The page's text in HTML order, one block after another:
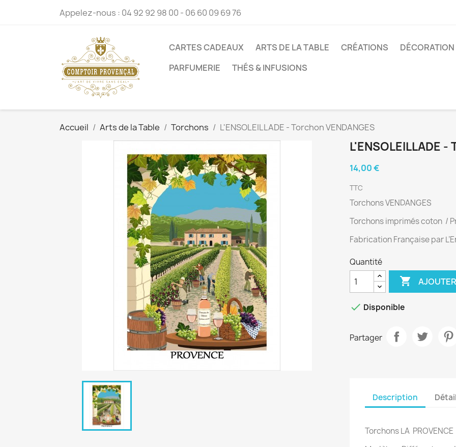
Appelez-nous : 04 92 92 98 00 - 06 60 09 69 76
CARTES CADEAUX ARTS DE LA TABLE CRÉATIONS
DÉCORATION
PARFUMERIE
THÉS & INFUSIONS
Accueil Arts de la Table Torchons L'ENSOLEILLADE - Torchon VENDANGES
L'ENSOLEILLADE -
14,00 €
TTC
Torchons VENDANGES
Torchons imprimés coton /
Fabrication Française par
Quantité

 Disponible
Partager
Description
Torchons LA PROVENCE